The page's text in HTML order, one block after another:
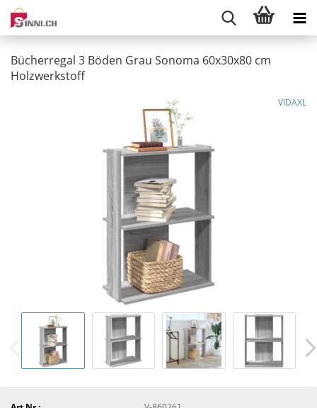
Bücherregal 3 Böden Grau Sonoma 60x30x80 cm
Holzwerkstoff
VIDAXL